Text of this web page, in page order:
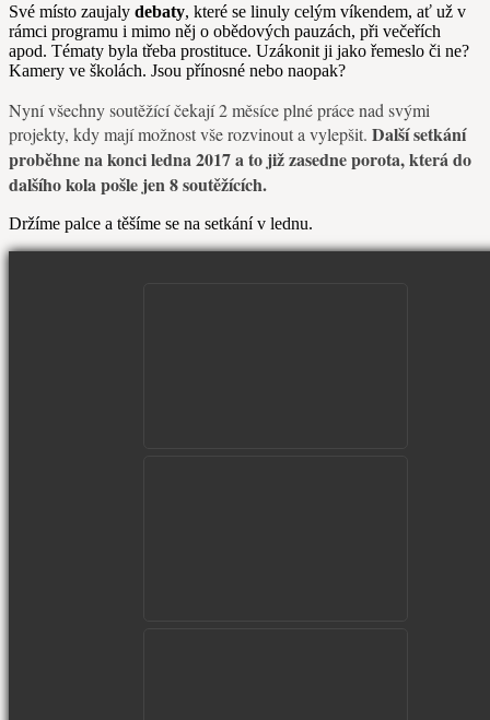
Své místo zaujaly debaty, které se linuly celým víkendem, ať už v
rámci programu i mimo něj o obědových pauzách, při večeřích
apod. Tématy byla třeba prostituce. Uzákonit ji jako řemeslo či ne?
Kamery ve školách. Jsou přínosné nebo naopak?
Nyní všechny soutěžící čekají 2 měsíce plné práce nad svými
projekty, kdy mají možnost vše rozvinout a vylepšit. Další setkání
proběhne na konci ledna 2017 a to již zasedne porota, která do
dalšího kola pošle jen 8 soutěžících.
Držíme palce a těšíme se na setkání v lednu.